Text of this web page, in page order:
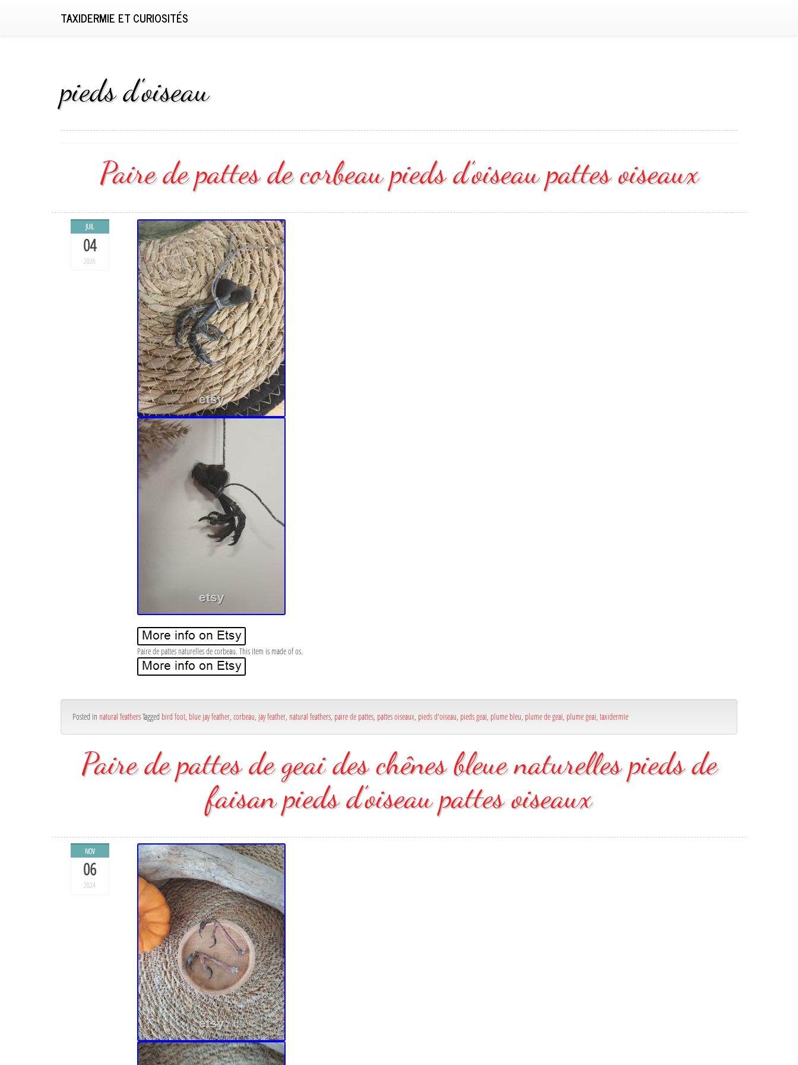
TAXIDERMIE ET CURIOSITÉS
pieds d'oiseau
Paire de pattes de corbeau pieds d’oiseau pattes oiseaux
JUIL
04
2026
Paire de pattes naturelles de corbeau. This item is made of os.
Posted in natural feathersTagged bird foot blue jay feather corbeau jay feather natural feathers paire de pattes pattes oiseaux pieds d'oiseau pieds geai plume bleu plume de geai plume geai taxidermie
Paire de pattes de geai des chênes bleue naturelles pieds de
faisan pieds d’oiseau pattes oiseaux
NOV
06
2024